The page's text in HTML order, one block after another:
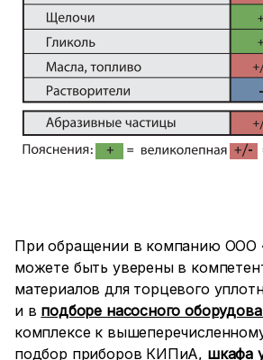
При обращении в компанию
можете быть уверены в
материалов для торцевого
и в подборе насосного
комплексе к
подбор приборов КИПиА, шкафа